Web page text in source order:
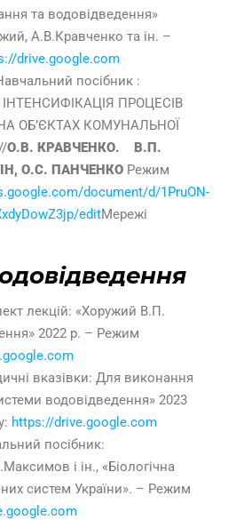
та водовідведення»
А.В.Кравченко та ін. –
drive.google.com
посібник :
ПРОЦЕСІВ
ОБ’ЄКТАХ КОМУНАЛЬНОЇ
О.В. КРАВЧЕНКО.
В.П.
О.С. ПАНЧЕНКО Режим
document/d/1PruON-
editМережі
лекцій: «Хоружий В.П.
2022 р. – Режим
вказівки: Для виконання
водовідведення» 2023
https://drive.google.com
посібник:
і ін., «Біологічна
систем України». – Режим